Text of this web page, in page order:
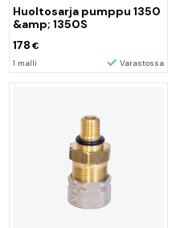
Huoltosarja pumppu 1350
&amp; 1350S
178 €
1 malli Varastossa